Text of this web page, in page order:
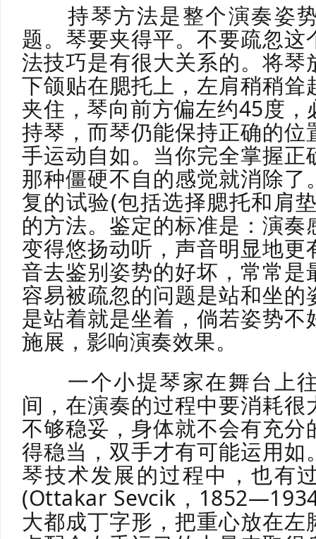
持琴方法是整个演奏姿
题。琴要夹得平。不要疏忽这
法技巧是有很大关系的。将琴
下颌贴在腮托上，左肩稍稍耸
夹住，琴向前方偏左约45度
持琴，而琴仍能保持正确的位
手运动自如。当你完全掌握正
那种僵硬不自的感觉就消除了
复的试验(包括选择腮托和肩
的方法。鉴定的标准是：演
变得悠扬动听，声音明显地更
音去鉴别姿势的好坏，常常是
容易被疏忽的问题是站和坐的
是站着就是坐着，倘若姿势不
施展，影响演奏效果。
一个小提琴家在舞台上
间，在演奏的过程中要消耗
不够稳妥，身体就不会有充分
得稳当，双手才有可能运用如
琴技术发展的过程中，也有
(Ottakar Sevcik，
大都成丁字形，把重心放在